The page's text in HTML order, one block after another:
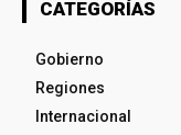
CATEGORÍAS
Gobierno
Regiones
Internacional